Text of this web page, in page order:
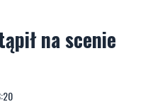
na scenie